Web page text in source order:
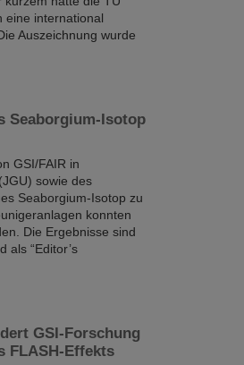
eine international
Auszeichnung wurde
Seaborgium-Isotop
GSI/FAIR in
sowie des
Seaborgium-Isotop zu
konnten
Die Ergebnisse sind
als “Editor’s
GSI-Forschung
FLASH-Effekts